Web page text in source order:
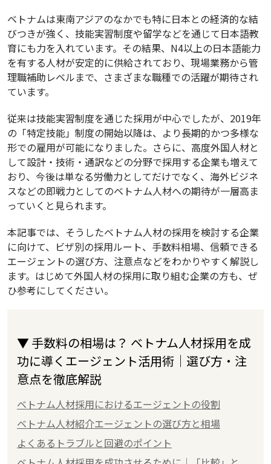
ベトナムは東南アジアのなかでも特に日本との経済的な結
びつきが強く、技能実習制度や留学などを通じて日本語教
育にも力を入れています。その結果、N4以上の日本語能力
を有する人材が安定的に供給されており、現場業務から管
理職補助レベルまで、さまざまな職種での活躍が期待され
ています。
従来は技能実習制度を通じた採用が中心でしたが、2019年
の「特定技能」制度の開始以降は、より長期的かつ多様な
形での雇用が可能になりました。さらに、高度外国人材と
して設計・技術・通訳などの分野で採用する企業も増えて
おり、今後は単なる労働力としてだけでなく、海外ビジネ
スなどの即戦力としてのベトナム人材への期待が一層高ま
っていくと見られます。
本記事では、そうしたベトナム人材の採用を検討する企業
に向けて、ビザ別の採用ルート、手数料相場、信頼できる
エージェントの選び方、注意点などをわかりやすく解説し
ます。はじめて外国人材の採用に取り組む企業の方も、ぜ
ひ参考にしてください。
▼ 手数料の相場は？ ベトナム人材採用を成
功に導くエージェント活用術｜選び方・注
意点を徹底解説
ベトナム人材採用におけるエージェントの役割
ベトナム人材紹介エージェントの選び方と相場
よくあるトラブルと回避のポイント